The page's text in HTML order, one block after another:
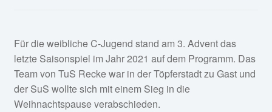
Für die weibliche C-Jugend stand am 3. Advent das
letzte Saisonspiel im Jahr 2021 auf dem Programm. Das
Team von TuS Recke war in der Töpferstadt zu Gast und
der SuS wollte sich mit einem Sieg in die
Weihnachtspause verabschieden.